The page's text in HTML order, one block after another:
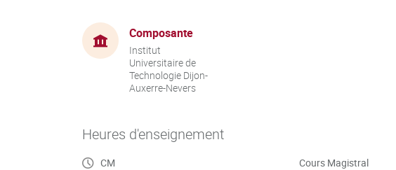
Composante
Institut
Universitaire de
Technologie Dijon-
Auxerre-Nevers
Heures d'enseignement
CM Cours Magistral